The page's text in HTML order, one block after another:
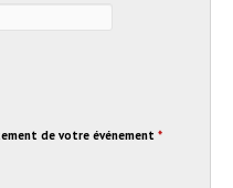
de votre événement *